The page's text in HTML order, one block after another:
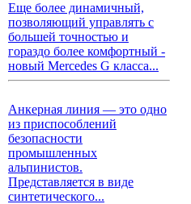
Еще более динамичный,
позволяющий управлять с
большей точностью и
гораздо более комфортный -
новый Mercedes G класса...
Анкерная линия — это одно
из приспособлений
безопасности
промышленных
альпинистов.
Представляется в виде
синтетического...